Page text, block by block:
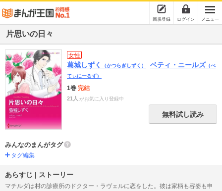
新規登録 ログイン メニュー
片思いの日々
女性
葛城しずく （かつらぎしずく） ベティ・ニールズ （べ
てぃにーるず）
1巻 完結
21人 がお気に入り登録中
無料試し読み
みんなのまんがタグ
タグ編集
あらすじ | ストーリー
マチルダは村の診療所のドクター・ラヴェルに恋をした。彼は家柄も容姿も申